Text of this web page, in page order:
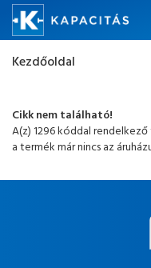
Kezdőoldal
Cikk nem található!
A(z) 1296 kóddal
a termék már nincs az